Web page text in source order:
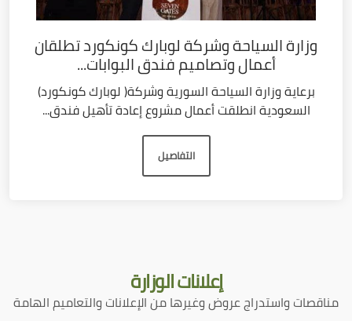
وزارة السياحة وشركة لوبارك كونكورد تطلقان
أعمال وتصاميم فندق البوابات...
برعاية وزارة السياحة السورية وشركة( لوبارك كونكورد)
السعودية انطلقت أعمال مشروع إعادة تأهيل فندق...
التفاصيل
إعلاناتالوزارة
مناقصات واستدراج عروض وغيرها من الإعلانات والتعاميم الهامة